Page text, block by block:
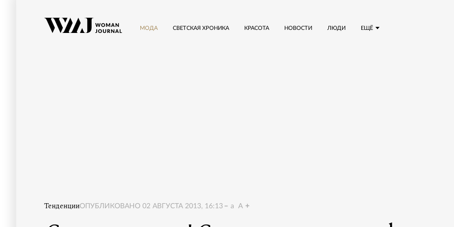
ЕЩЁ
МОДА СВЕТСКАЯ ХРОНИКА КРАСОТА НОВОСТИ ЛЮДИ
ТенденцииОПУБЛИКОВАНО 02 АВГУСТА 2013, 16:13 a A